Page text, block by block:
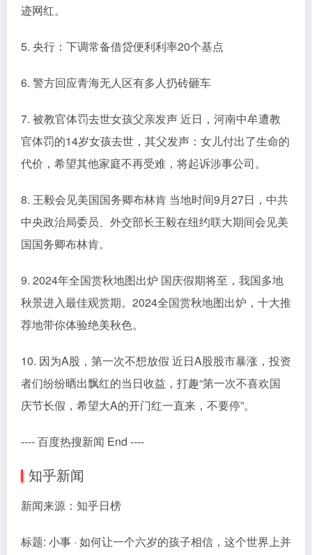
迹网红。
5. 央行：下调常备借贷便利利率20个基点
6. 警方回应青海无人区有多人扔砖砸车
7. 被教官体罚去世女孩父亲发声 近日，河南中牟遭教
官体罚的14岁女孩去世，其父发声：女儿付出了生命的
代价，希望其他家庭不再受难，将起诉涉事公司。
8. 王毅会见美国国务卿布林肯 当地时间9月27日，中共
中央政治局委员、外交部长王毅在纽约联大期间会见美
国国务卿布林肯。
9. 2024年全国赏秋地图出炉 国庆假期将至，我国多地
秋景进入最佳观赏期。2024全国赏秋地图出炉，十大推
荐地带你体验绝美秋色。
10. 因为A股，第一次不想放假 近日A股股市暴涨，投资
者们纷纷晒出飘红的当日收益，打趣“第一次不喜欢国
庆节长假，希望大A的开门红一直来，不要停”。
---- 百度热搜新闻 End ----
知乎新闻
新闻来源：知乎日榜
标题: 小事 · 如何让一个六岁的孩子相信，这个世界上并